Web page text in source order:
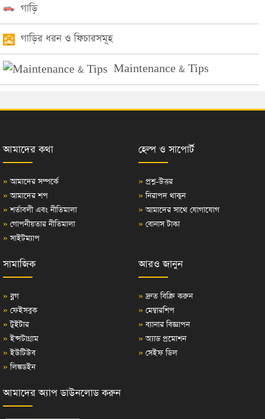
গাড়ি
গাড়ির ধরন ও ফিচারসমূহ
Maintenance & Tips
আমাদের কথা
» আমাদের সম্পর্কে
» আমাদের শপ
» শর্তাবলী এবং নীতিমালা
» গোপনীয়তার নীতিমালা
» সাইটম্যাপ
হেল্প ও সাপোর্ট
» প্রশ্ন-উত্তর
» নিরাপদ থাকুন
» আমাদের সাথে যোগাযোগ
» বোনাস টাকা
সামাজিক
» ব্লগ
» ফেইসবুক
» টুইটার
» ইন্সটাগ্রাম
» ইউটিউব
» লিঙ্কডইন
আরও জানুন
» দ্রুত বিক্রি করুন
» মেম্বারশিপ
» ব্যানার বিজ্ঞাপন
» অ্যাড প্রমোশন
» সেইফ ডিল
আমাদের অ্যাপ ডাউনলোড করুন